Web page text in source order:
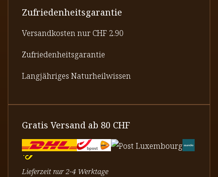
Zufriedenheitsgarantie
Versandkosten nur CHF 2.90
Zufriedenheitsgarantie
Langjähriges Naturheilwissen
Gratis Versand ab 80 CHF
Lieferzeit nur 2-4 Werktage